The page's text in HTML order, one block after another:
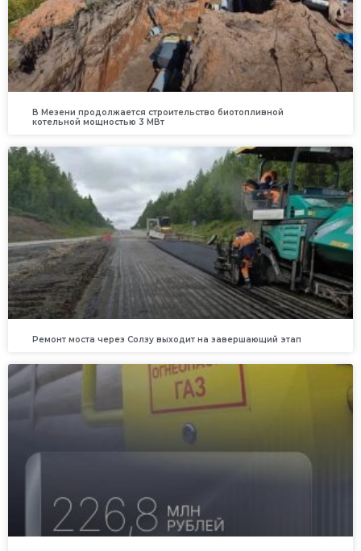
В Мезени продолжается строительство биотопливной
котельной мощностью 3 МВт
Ремонт моста через Солзу выходит на завершающий этап